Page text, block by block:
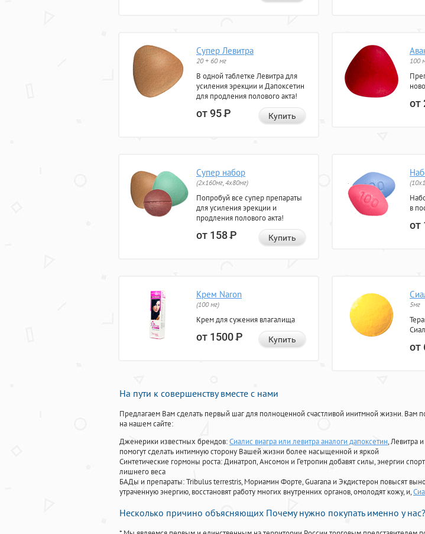
Супер Левитра
20 + 60 мг
В одной таблетке Левитра для
усиления эрекции и Дапоксетин
для продления полового акта!
от 95Р Купить
100
от
Супер набор
(2х160мг, 4х80мг)
Попробуй все супер препараты
для усиления эрекции и
продления полового акта!
от 158Р Купить
в
от
Крем Naron
(100 мг)
Крем для сужения влагалища
от 1500Р Купить
5мг
от
На пути к совершенству вместе с нами
Предлагаем Вам сделать первый шаг для полноценной счастливой инитмной жизни. Вам
на нашем сайте:
Дженерики известных брендов:Сиалис виагра или левитра аналоги дапоксетин, Левитра
помогут сделать интимную сторону Вашей жизни более насыщенной и яркой
Синтетические гормоны роста: Динатроп, Ансомон и Гетропин добавят силы, энергии
лишнего веса
БАДы и препараты:Tribulus terrestris, Мориамин Форте, Guarana и Экдистерон повысят
утраченную энергию, восстановят работу многих внутренних органов, омолодят кожу, и,
Несколько причино объясняющих Почему нужно покупать именно у нас?